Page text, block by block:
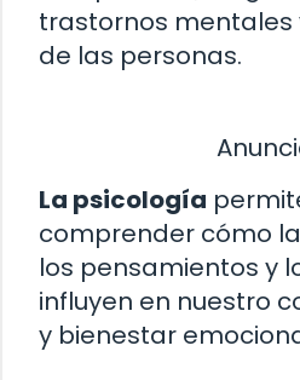
trastornos mentales
de las personas.
La psicología
comprender cómo
los pensamientos y
influyen en nuestro
y bienestar